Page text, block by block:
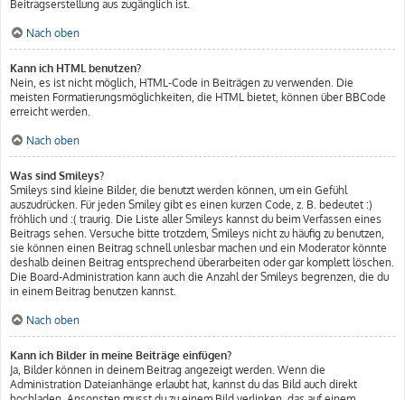
Beitragserstellung aus zugänglich ist.
Nach oben
Kann ich HTML benutzen?
Nein, es ist nicht möglich, HTML-Code in Beiträgen zu verwenden. Die
meisten Formatierungsmöglichkeiten, die HTML bietet, können über BBCode
erreicht werden.
Nach oben
Was sind Smileys?
Smileys sind kleine Bilder, die benutzt werden können, um ein Gefühl
auszudrücken. Für jeden Smiley gibt es einen kurzen Code, z. B. bedeutet :)
fröhlich und :( traurig. Die Liste aller Smileys kannst du beim Verfassen eines
Beitrags sehen. Versuche bitte trotzdem, Smileys nicht zu häufig zu benutzen,
sie können einen Beitrag schnell unlesbar machen und ein Moderator könnte
deshalb deinen Beitrag entsprechend überarbeiten oder gar komplett löschen.
Die Board-Administration kann auch die Anzahl der Smileys begrenzen, die du
in einem Beitrag benutzen kannst.
Nach oben
Kann ich Bilder in meine Beiträge einfügen?
Ja, Bilder können in deinem Beitrag angezeigt werden. Wenn die
Administration Dateianhänge erlaubt hat, kannst du das Bild auch direkt